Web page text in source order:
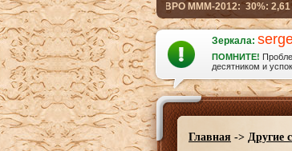
Зеркала:
ПОМНИТЕ!
десятником и
Главная -> Другие